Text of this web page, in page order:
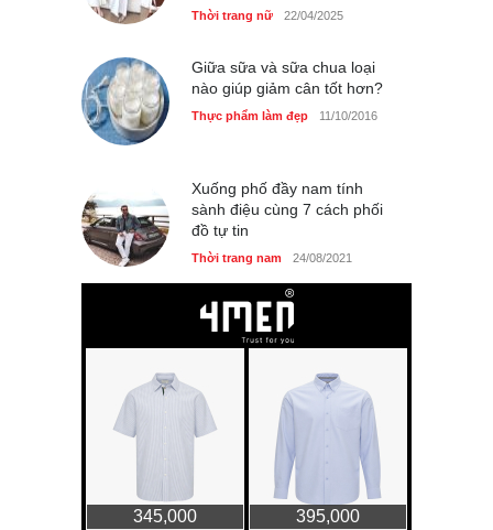
Thời trang nữ 22/04/2025
Giữa sữa và sữa chua loại
nào giúp giảm cân tốt hơn?
Thực phẩm làm đẹp 11/10/2016
Xuống phố đầy nam tính
sành điệu cùng 7 cách phối
đồ tự tin
Thời trang nam 24/08/2021